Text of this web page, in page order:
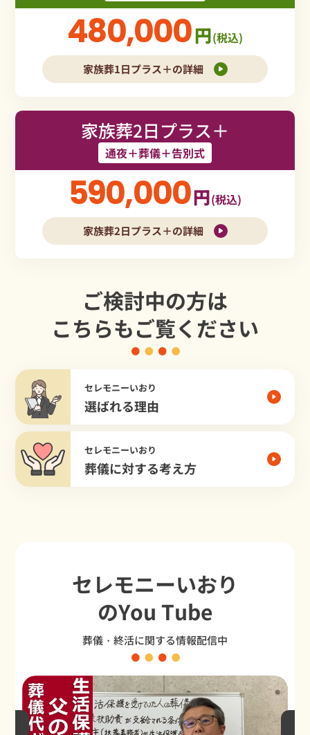
480,000円(税込)
家族葬1日プラス＋の詳細
家族葬2日プラス＋
通夜＋葬儀＋告別式
590,000円(税込)
家族葬2日プラス＋の詳細
ご検討中の方は
こちらもご覧ください
セレモニーいおり
選ばれる理由
セレモニーいおり
葬儀に対する考え方
セレモニーいおり
のYou Tube
葬儀・終活に関する情報配信中